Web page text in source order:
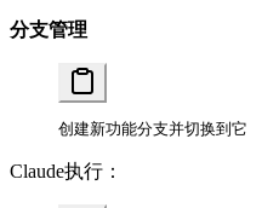
分支管理
创建新功能分支并切换到它
Claude执行：